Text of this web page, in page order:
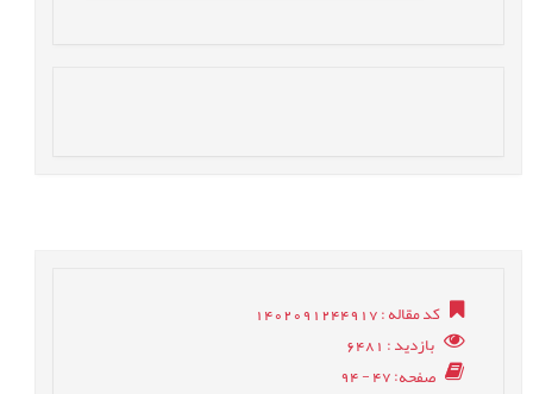
کد مقاله: 1402091244917
بازدید: 6481
صفحه: 47 - 94